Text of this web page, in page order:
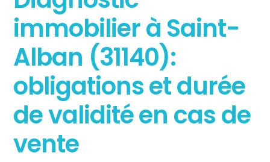
immobilier à Saint-
Alban (31140):
obligations et durée
de validité en cas de
vente